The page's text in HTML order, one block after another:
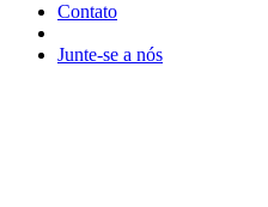
Contato
Junte-se a nós